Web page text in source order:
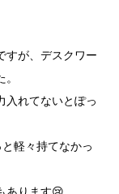
すが、デスクワー
入れてないとぽっ
軽々持てなかっ